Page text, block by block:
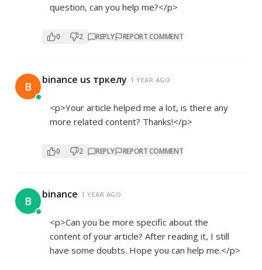
question, can you help me?</p>
0 2 REPLY REPORT COMMENT
B binance us тркелу 1 YEAR AGO
<p>Your article helped me a lot, is there any
more related content? Thanks!</p>
0 2 REPLY REPORT COMMENT
B binance 1 YEAR AGO
<p>Can you be more specific about the
content of your article? After reading it, I still
have some doubts. Hope you can help me.</p>